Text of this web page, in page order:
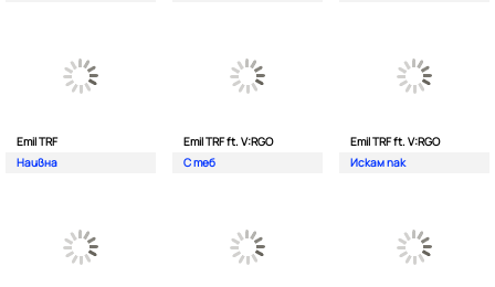
Emil TRF
Наивна
Emil TRF ft. V:RGO
С теб
Emil TRF ft. V:RGO
Искам пак